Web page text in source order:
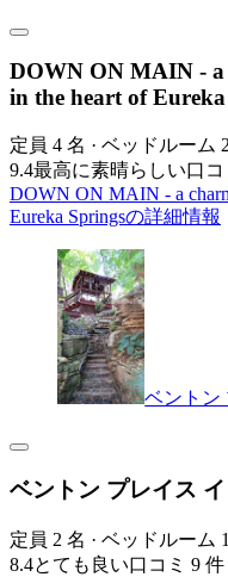
DOWN ON MAIN -
in the heart of
定員 4 名 · ベッドルーム
9.4最高に素晴らしい口コ
DOWN ON MAIN - a
Eureka Springsの詳細情報
ベントン
ベントン プレイス
定員 2 名 · ベッドルーム
8.4とても良い口コミ 9 件